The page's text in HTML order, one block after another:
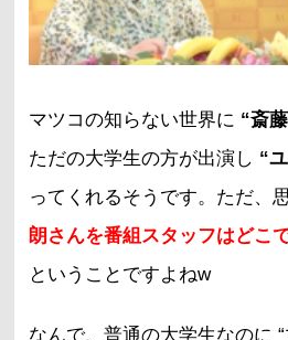
マツコの知らない世界に “斎
ただの大学生の方が出演し “
ってくれるそうです。ただ、
朗さんを番組スタッフはどこ
ということですよねw
なんで、普通の大学生なのに